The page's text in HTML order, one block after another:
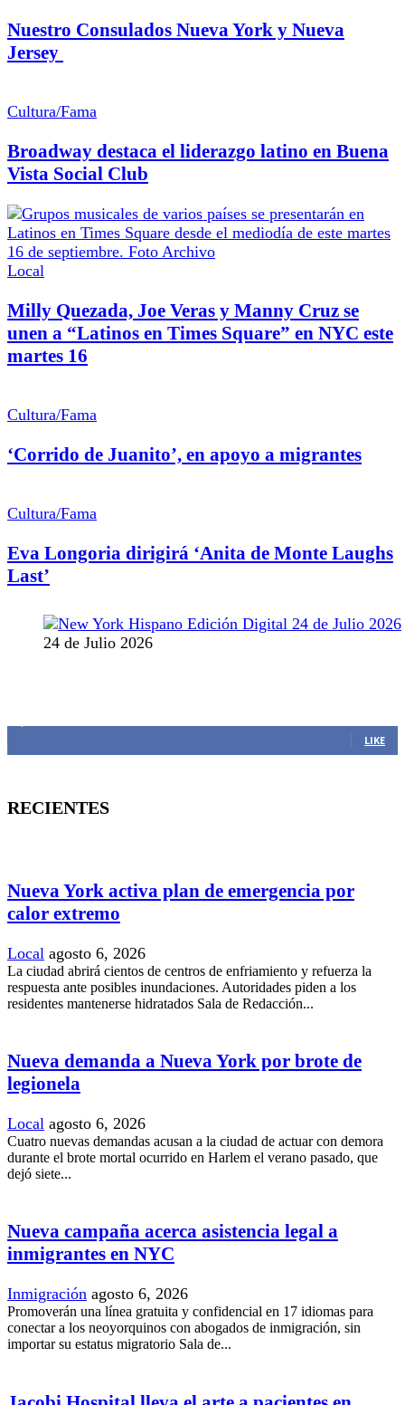
Nuestro Consulados Nueva York y Nueva
Jersey
Cultura/Fama
Broadway destaca el liderazgo latino en Buena
Vista Social Club
Local
Milly Quezada, Joe Veras y Manny Cruz se
unen a “Latinos en Times Square” en NYC este
martes 16
Cultura/Fama
‘Corrido de Juanito’, en apoyo a migrantes
Cultura/Fama
Eva Longoria dirigirá ‘Anita de Monte Laughs
Last’
24 de Julio 2026
LIKE
RECIENTES
Nueva York activa plan de emergencia por
calor extremo
Local agosto 6, 2026
La ciudad abrirá cientos de centros de enfriamiento y refuerza la
respuesta ante posibles inundaciones. Autoridades piden a los
residentes mantenerse hidratados Sala de Redacción...
Nueva demanda a Nueva York por brote de
legionela
Local agosto 6, 2026
Cuatro nuevas demandas acusan a la ciudad de actuar con demora
durante el brote mortal ocurrido en Harlem el verano pasado, que
dejó siete...
Nueva campaña acerca asistencia legal a
inmigrantes en NYC
Inmigración agosto 6, 2026
Promoverán una línea gratuita y confidencial en 17 idiomas para
conectar a los neoyorquinos con abogados de inmigración, sin
importar su estatus migratorio Sala de...